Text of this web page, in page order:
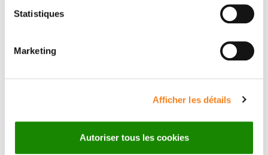
Statistiques
Marketing
Afficher les détails
Autoriser tous les cookies
Institut Curie
Cheffe d'équipe / Team Leader Geneviève
Almouzni
Enseignant Chercheur / Researcher Professor